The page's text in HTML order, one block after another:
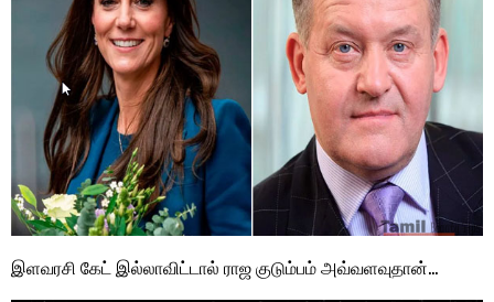
இளவரசி கேட் இல்லாவிட்டால் ராஜ குடும்பம் அவ்வளவுதான்…